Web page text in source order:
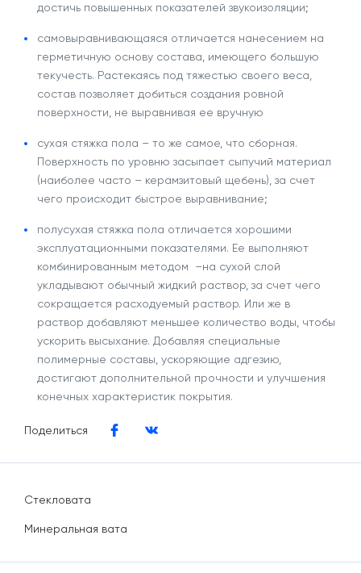
достичь повышенных показателей звукоизоляции;
самовыравнивающаяся отличается нанесением на
герметичную основу состава, имеющего большую
текучесть. Растекаясь под тяжестью своего веса,
состав позволяет добиться создания ровной
поверхности, не выравнивая ее вручную
сухая стяжка пола – то же самое, что сборная.
Поверхность по уровню засыпает сыпучий материал
(наиболее часто – керамзитовый щебень), за счет
чего происходит быстрое выравнивание;
полусухая стяжка пола отличается хорошими
эксплуатационными показателями. Ее выполняют
комбинированным методом –на сухой слой
укладывают обычный жидкий раствор, за счет чего
сокращается расходуемый раствор. Или же в
раствор добавляют меньшее количество воды, чтобы
ускорить высыхание. Добавляя специальные
полимерные составы, ускоряющие адгезию,
достигают дополнительной прочности и улучшения
конечных характеристик покрытия.
Поделиться
Стекловата
Минеральная вата